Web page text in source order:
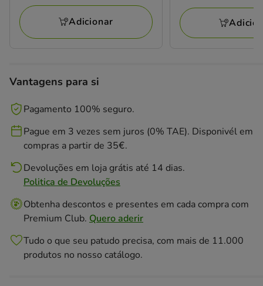
avaliações Adicionar
avaliações
kg
Vantagens para si
Pagamento 100% seguro.
Pague em 3 vezes sem juros (0% TAE). Disponivél em
compras a partir de 35€.
Devoluções em loja grátis até 14 dias.
Politica de Devoluções
Obtenha descontos e presentes em cada compra com
Premium Club. Quero aderir
Tudo o que seu patudo precisa, com mais de 11.000
produtos no nosso catálogo.